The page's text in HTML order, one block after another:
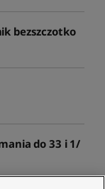
bezszczotko
do 33 i 1/